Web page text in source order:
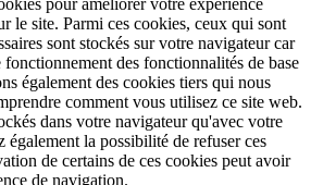
le site. Parmi ces cookies, ceux qui sont
sont stockés sur votre navigateur car
des fonctionnalités de base
également des cookies tiers qui nous
comment vous utilisez ce site web.
dans votre navigateur qu'avec votre
également la possibilité de refuser ces
de certains de ces cookies peut avoir
de navigation.